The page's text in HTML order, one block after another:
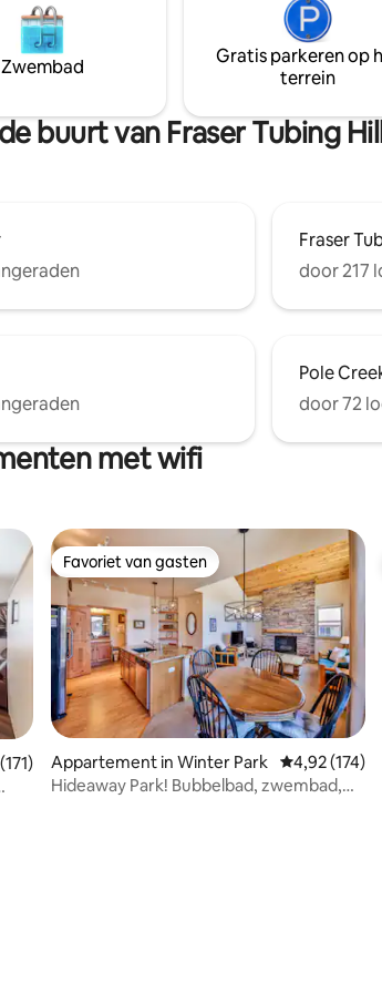
op
cruiserfietsen. Ontspan buiten in een
grasrijke tuin met een overdekte
veranda, terrasmeubilair en een met de
hand geschilderde muurschildering die
Zwembad
Gratis parkeren op
terrein
buurt van Fraser Tubing
Fraser
door 217
Pole
door 72
met wifi
beoordeling van 4,98 uit 5, 171 recensies
Favoriet van gasten
Favoriet van gasten
Appartement in Winter Park Gemiddelde
4,92 (174)
Hideaway Park! Bubbelbad, zwembad,